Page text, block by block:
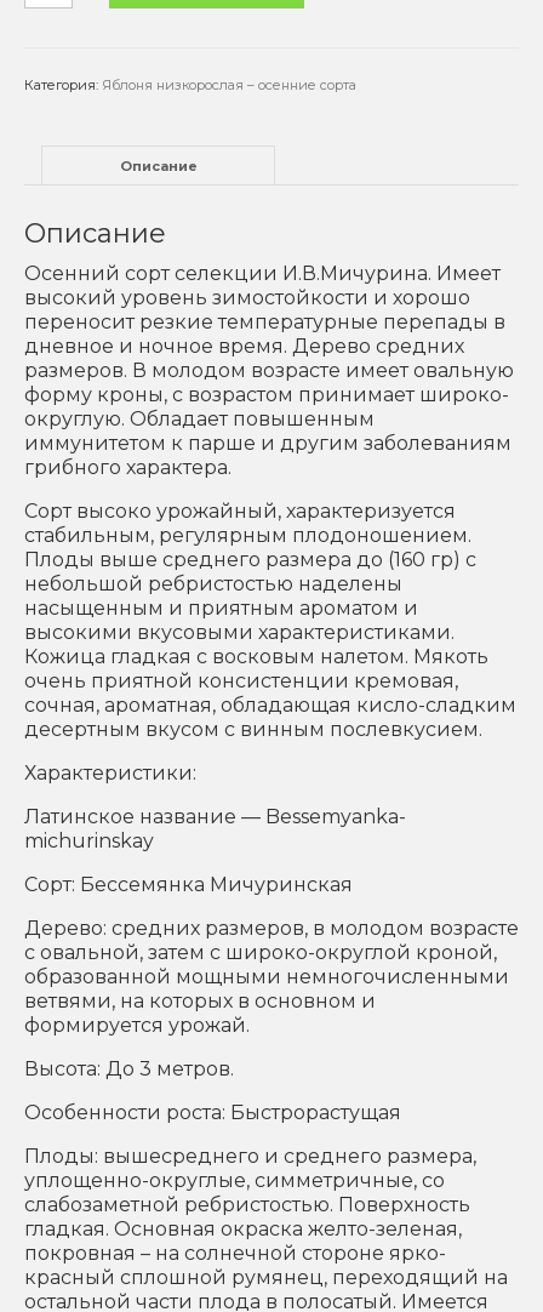
-
Категория: Яблоня низкорослая – осенние сорта
Описание
Описание
Осенний сорт селекции И.В.Мичурина. Имеет
высокий уровень зимостойкости и хорошо
переносит резкие температурные перепады в
дневное и ночное время. Дерево средних
размеров. В молодом возрасте имеет овальную
форму кроны, с возрастом принимает широко-
округлую. Обладает повышенным
иммунитетом к парше и другим заболеваниям
грибного характера.
Сорт высоко урожайный, характеризуется
стабильным, регулярным плодоношением.
Плоды выше среднего размера до (160 гр) с
небольшой ребристостью наделены
насыщенным и приятным ароматом и
высокими вкусовыми характеристиками.
Кожица гладкая с восковым налетом. Мякоть
очень приятной консистенции кремовая,
сочная, ароматная, обладающая кисло-сладким
десертным вкусом с винным послевкусием.
Характеристики:
Латинское название — Bessemyanka-
michurinskay
Сорт: Бессемянка Мичуринская
Дерево: средних размеров, в молодом возрасте
с овальной, затем с широко-округлой кроной,
образованной мощными немногочисленными
ветвями, на которых в основном и
формируется урожай.
Высота: До 3 метров.
Особенности роста: Быстрорастущая
Плоды: вышесреднего и среднего размера,
уплощенно-округлые, симметричные, со
слабозаметной ребристостью. Поверхность
гладкая. Основная окраска желто-зеленая,
покровная – на солнечной стороне ярко-
красный сплошной румянец, переходящий на
остальной части плода в полосатый. Имеется